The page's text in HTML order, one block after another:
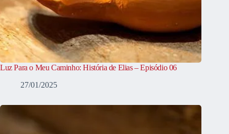
Luz Para o Meu Caminho: História de Elias – Episódio 06
27/01/2025